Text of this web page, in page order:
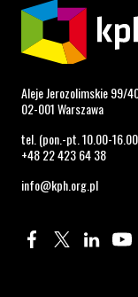
Aleje Jerozolimskie 99/
02-001 Warszawa
tel. (pon.-pt. 10.00-
+48 22 423 64 38
info@kph.org.pl
Profil naProfil na